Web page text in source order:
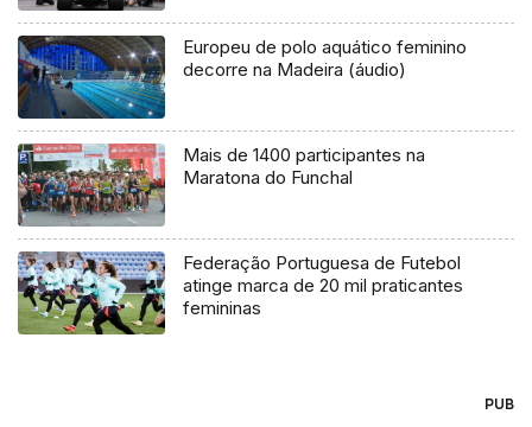
Europeu de polo aquático feminino
decorre na Madeira (áudio)
Mais de 1400 participantes na
Maratona do Funchal
Federação Portuguesa de Futebol
atinge marca de 20 mil praticantes
femininas
PUB